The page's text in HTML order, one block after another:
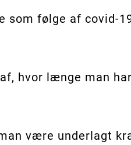
følge af covid-
hvor længe man
være underlagt